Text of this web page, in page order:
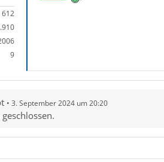
612
9
3. September 2024 um 20:20